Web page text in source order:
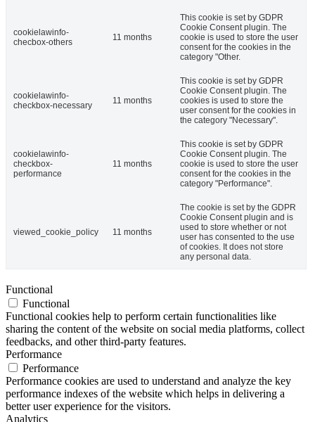
cookielawinfo-
checbox-others
11 months
This cookie is set by GDPR
Cookie Consent plugin. The
cookie is used to store the user
consent for the cookies in the
category "Other.
cookielawinfo-
checkbox-necessary
11 months
This cookie is set by GDPR
Cookie Consent plugin. The
cookies is used to store the
user consent for the cookies in
the category "Necessary".
cookielawinfo-
checkbox-
performance
11 months
This cookie is set by GDPR
Cookie Consent plugin. The
cookie is used to store the user
consent for the cookies in the
category "Performance".
viewed_cookie_policy 11 months
The cookie is set by the GDPR
Cookie Consent plugin and is
used to store whether or not
user has consented to the use
of cookies. It does not store
any personal data.
Functional
Functional
Functional cookies help to perform certain functionalities like
sharing the content of the website on social media platforms, collect
feedbacks, and other third-party features.
Performance
Performance
Performance cookies are used to understand and analyze the key
performance indexes of the website which helps in delivering a
better user experience for the visitors.
Analytics